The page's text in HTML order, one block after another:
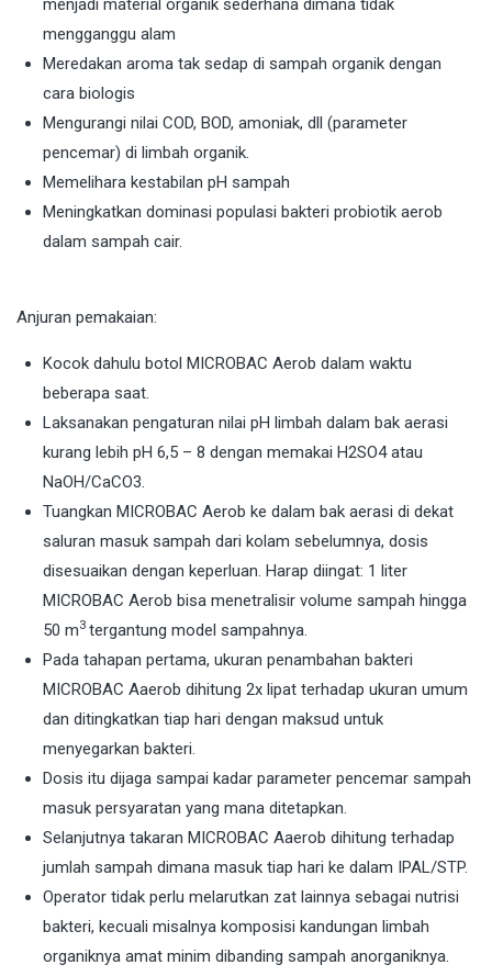
menjadi material organik sederhana dimana tidak
mengganggu alam
Meredakan aroma tak sedap di sampah organik dengan
cara biologis
Mengurangi nilai COD, BOD, amoniak, dll (parameter
pencemar) di limbah organik.
Memelihara kestabilan pH sampah
Meningkatkan dominasi populasi bakteri probiotik aerob
dalam sampah cair.
Anjuran pemakaian:
Kocok dahulu botol MICROBAC Aerob dalam waktu
beberapa saat.
Laksanakan pengaturan nilai pH limbah dalam bak aerasi
kurang lebih pH 6,5 – 8 dengan memakai H2SO4 atau
NaOH/CaCO3.
Tuangkan MICROBAC Aerob ke dalam bak aerasi di dekat
saluran masuk sampah dari kolam sebelumnya, dosis
disesuaikan dengan keperluan. Harap diingat: 1 liter
MICROBAC Aerob bisa menetralisir volume sampah hingga
50 m3 tergantung model sampahnya.
Pada tahapan pertama, ukuran penambahan bakteri
MICROBAC Aaerob dihitung 2x lipat terhadap ukuran umum
dan ditingkatkan tiap hari dengan maksud untuk
menyegarkan bakteri.
Dosis itu dijaga sampai kadar parameter pencemar sampah
masuk persyaratan yang mana ditetapkan.
Selanjutnya takaran MICROBAC Aaerob dihitung terhadap
jumlah sampah dimana masuk tiap hari ke dalam IPAL/STP.
Operator tidak perlu melarutkan zat lainnya sebagai nutrisi
bakteri, kecuali misalnya komposisi kandungan limbah
organiknya amat minim dibanding sampah anorganiknya.